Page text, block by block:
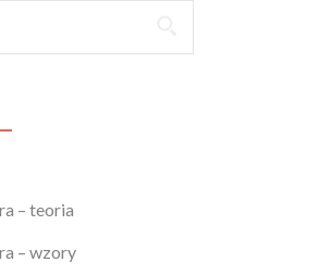
– teoria
– wzory